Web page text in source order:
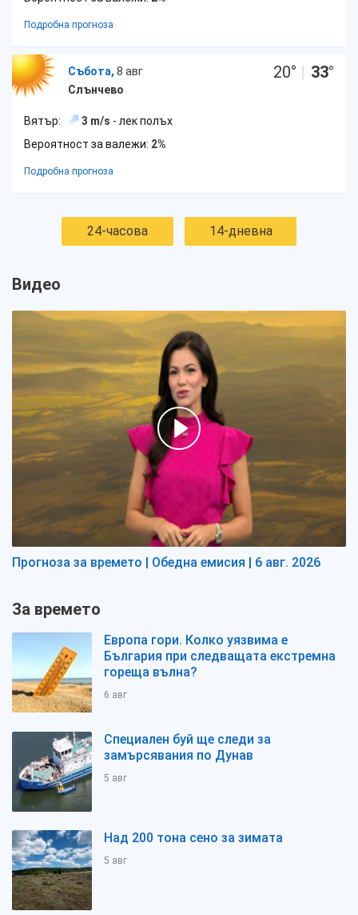
Подробна прогноза
Събота, 8 авг
Слънчево
20° | 33°
Вятър: 3 m/s - лек полъх
Вероятност за валежи: 2%
Подробна прогноза
24-часова 14-дневна
Видео
Прогноза за времето | Обедна емисия | 6 авг. 2026
За времето
Европа гори. Колко уязвима е
България при следващата екстремна
гореща вълна?
6 авг
Специален буй ще следи за
замърсявания по Дунав
5 авг
Над 200 тона сено за зимата
5 авг